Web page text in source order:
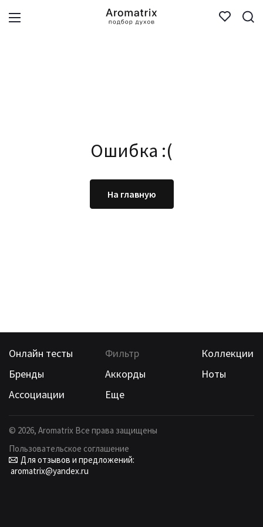
Ошибка :(
На главную
Онлайн тесты Фильтр
Коллекции
Бренды
Аккорды
Ноты
Ассоциации
Еще
© 2026, Aromatrix Все права защищены
Пользовательское соглашение
Для отзывов и предложений:
aromatrix@yandex.ru